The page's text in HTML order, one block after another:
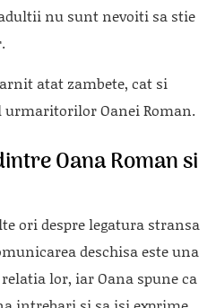
nu sunt nevoiti sa stie
atat zambete, cat si
Oanei Roman.
Oana Roman si
ori despre legatura stransa
deschisa este una
lor, iar Oana spune ca